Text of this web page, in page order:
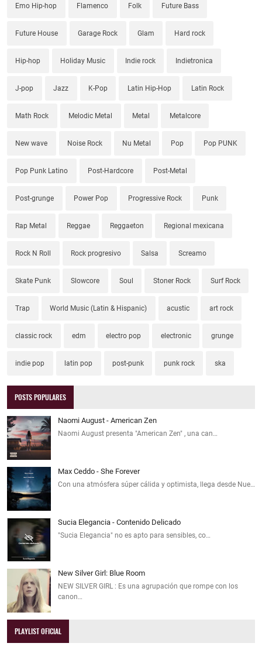
Emo Hip-hop Flamenco Folk Future Bass
Future House Garage Rock Glam Hard rock
Hip-hop Holiday Music Indie rock Indietronica
J-pop Jazz K-Pop Latin Hip-Hop Latin Rock
Math Rock Melodic Metal Metal Metalcore
New wave Noise Rock Nu Metal Pop Pop PUNK
Pop Punk Latino Post-Hardcore Post-Metal
Post-grunge Power Pop Progressive Rock Punk
Rap Metal Reggae Reggaeton Regional mexicana
Rock N Roll Rock progresivo Salsa Screamo
Skate Punk Slowcore Soul Stoner Rock Surf Rock
Trap World Music (Latin & Hispanic) acustic art rock
classic rock edm electro pop electronic grunge
indie pop latin pop post-punk punk rock ska
POSTS POPULARES
Naomi August - American Zen
Naomi August presenta "American Zen" , una can…
Max Ceddo - She Forever
Con una atmósfera súper cálida y optimista, llega desde Nue…
Sucia Elegancia - Contenido Delicado
"Sucia Elegancia" no es apto para sensibles, co…
New Silver Girl: Blue Room
NEW SILVER GIRL : Es una agrupación que rompe con los
canon…
PLAYLIST OFICIAL